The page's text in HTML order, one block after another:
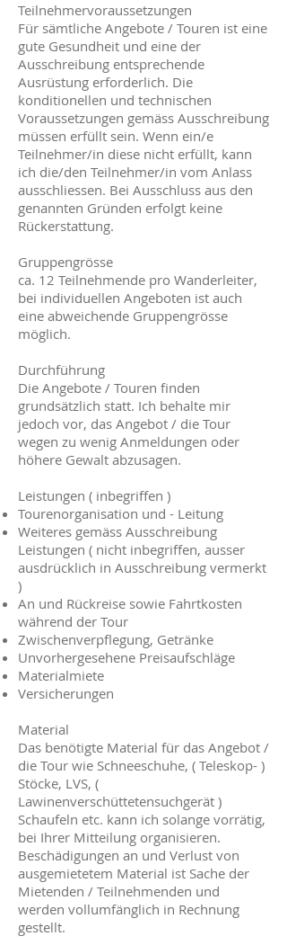
Teilnehmervoraussetzungen
Für sämtliche Angebote / Touren ist eine
gute Gesundheit und eine der
Ausschreibung entsprechende
Ausrüstung erforderlich. Die
konditionellen und technischen
Voraussetzungen gemäss Ausschreibung
müssen erfüllt sein. Wenn ein/e
Teilnehmer/in diese nicht erfüllt, kann
ich die/den Teilnehmer/in vom Anlass
ausschliessen. Bei Ausschluss aus den
genannten Gründen erfolgt keine
Rückerstattung.
Gruppengrösse
ca. 12 Teilnehmende pro Wanderleiter,
bei individuellen Angeboten ist auch
eine abweichende Gruppengrösse
möglich.
Durchführung
Die Angebote / Touren finden
grundsätzlich statt. Ich behalte mir
jedoch vor, das Angebot / die Tour
wegen zu wenig Anmeldungen oder
höhere Gewalt abzusagen.
Leistungen ( inbegriffen )
Tourenorganisation und - Leitung
Weiteres gemäss Ausschreibung
Leistungen ( nicht inbegriffen, ausser
ausdrücklich in Ausschreibung vermerkt
)
An und Rückreise sowie Fahrtkosten
während der Tour
Zwischenverpflegung, Getränke
Unvorhergesehene Preisaufschläge
Materialmiete
Versicherungen
Material
Das benötigte Material für das Angebot /
die Tour wie Schneeschuhe, ( Teleskop- )
Stöcke, LVS, (
Lawinenverschüttetensuchgerät )
Schaufeln etc. kann ich solange vorrätig,
bei Ihrer Mitteilung organisieren.
Beschädigungen an und Verlust von
ausgemietetem Material ist Sache der
Mietenden / Teilnehmenden und
werden vollumfänglich in Rechnung
gestellt.